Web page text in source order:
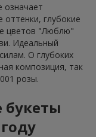
означает
оттенки, глубокие
цветов "Люблю"
Идеальный
О глубоких
композиция, так
розы.